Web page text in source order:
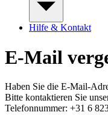
Hilfe & Kontakt
E-Mail
Haben Sie die E-Mail-
Bitte kontaktieren Sie
Telefonnummer: +31 6